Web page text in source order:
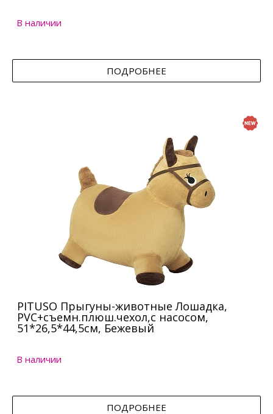
В наличии
ПОДРОБНЕЕ
PITUSO Прыгуны-животные Лошадка,
PVC+съемн.плюш.чехол,с насосом,
51*26,5*44,5см, Бежевый
В наличии
ПОДРОБНЕЕ